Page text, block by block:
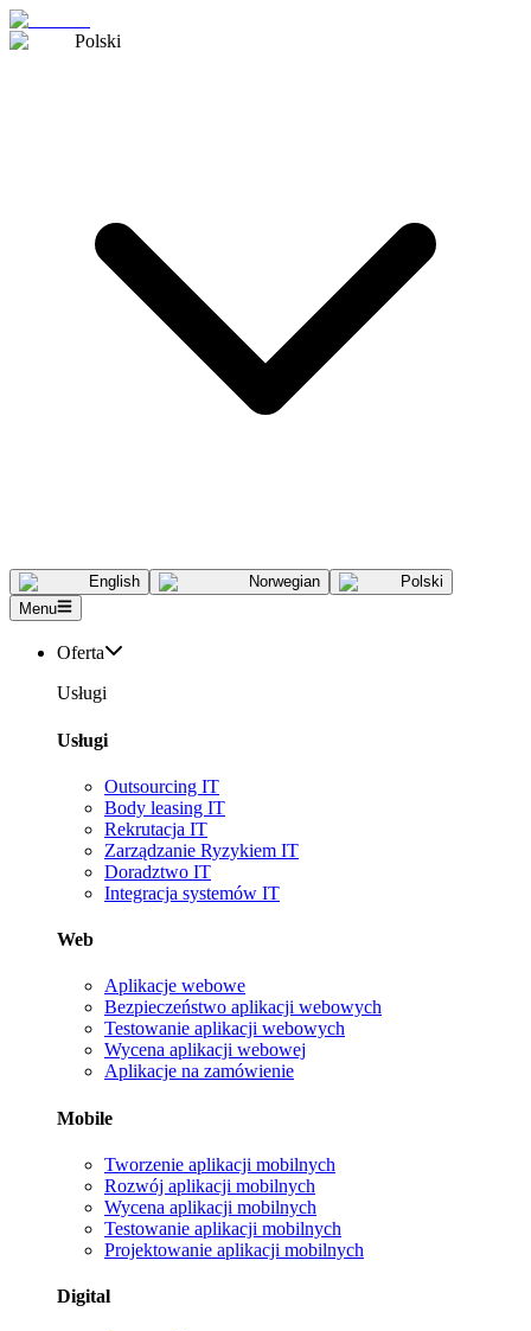
Polski
English Norwegian
Polski
Menu
Oferta
Usługi
Usługi
Outsourcing IT
Body leasing IT
Rekrutacja IT
Zarządzanie Ryzykiem IT
Doradztwo IT
Integracja systemów IT
Web
Aplikacje webowe
Bezpieczeństwo aplikacji webowych
Testowanie aplikacji webowych
Wycena aplikacji webowej
Aplikacje na zamówienie
Mobile
Tworzenie aplikacji mobilnych
Rozwój aplikacji mobilnych
Wycena aplikacji mobilnych
Testowanie aplikacji mobilnych
Projektowanie aplikacji mobilnych
Digital